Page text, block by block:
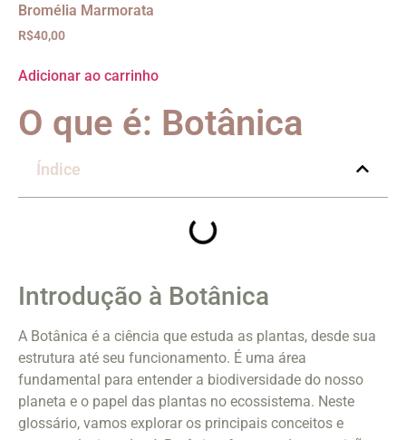
Bromélia Marmorata
R$40,00
Adicionar ao carrinho
O que é: Botânica
Índice
Introdução à Botânica
A Botânica é a ciência que estuda as plantas, desde sua
estrutura até seu funcionamento. É uma área
fundamental para entender a biodiversidade do nosso
planeta e o papel das plantas no ecossistema. Neste
glossário, vamos explorar os principais conceitos e